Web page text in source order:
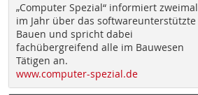
„Computer Spezial“ informiert zweimal
im Jahr über das softwareunterstützte
Bauen und spricht dabei
fachübergreifend alle im Bauwesen
Tätigen an.
www.computer-spezial.de